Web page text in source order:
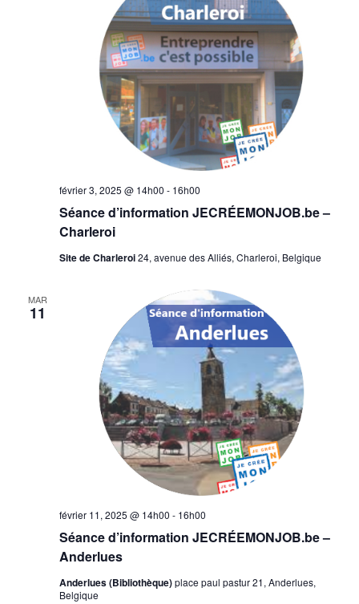
Séance d’information JECRÉEMONJOB.be –
Charleroi
février 3, 2025 @ 14h00 - 16h00
Site de Charleroi24, avenue des Alliés, Charleroi, Belgique
MAR
11
Séance d’information JECRÉEMONJOB.be –
Anderlues
février 11, 2025 @ 14h00 - 16h00
Anderlues (Bibliothèque)place paul pastur 21, Anderlues,
Belgique